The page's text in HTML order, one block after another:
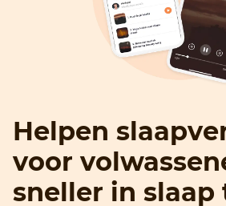
Helpen
voor
sneller in slaap